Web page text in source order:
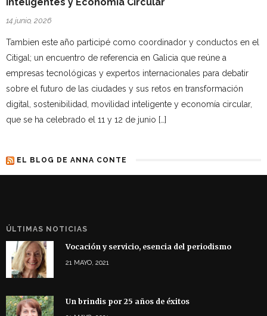
14 junio, 2026
Tambien este año participé como coordinador y conductos en el
Citigal; un encuentro de referencia en Galicia que reúne a
empresas tecnológicas y expertos internacionales para debatir
sobre el futuro de las ciudades y sus retos en transformación
digital, sostenibilidad, movilidad inteligente y economía circular,
que se ha celebrado el 11 y 12 de junio […]
EL BLOG DE ANNA CONTE
ÚLTIMAS NOTICIAS
Vocación y servicio, esencia del periodismo
21 MAYO, 2021
Un brindis por 25 años de éxitos